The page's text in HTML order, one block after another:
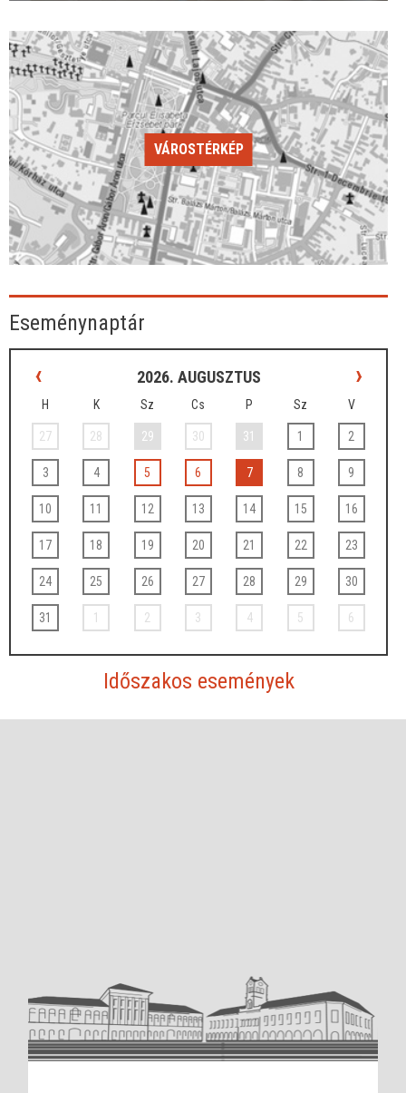
VÁROSTÉRKÉP
Eseménynaptár
‹ 2026. AUGUSZTUS ›
H K Sz Cs P Sz V
27 28 29 30 31 1 2
3 4 5 6 7 8 9
10 11 12 13 14 15 16
17 18 19 20 21 22 23
24 25 26 27 28 29 30
31 1 2 3 4 5 6
Időszakos események